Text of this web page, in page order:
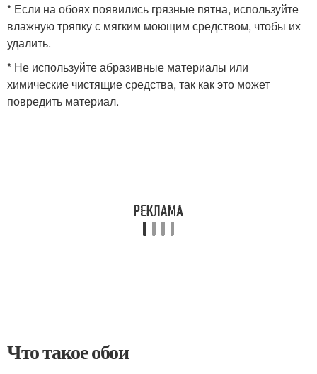
* Если на обоях появились грязные пятна, используйте
влажную тряпку с мягким моющим средством, чтобы их
удалить.
* Не используйте абразивные материалы или
химические чистящие средства, так как это может
повредить материал.
Что такое обои